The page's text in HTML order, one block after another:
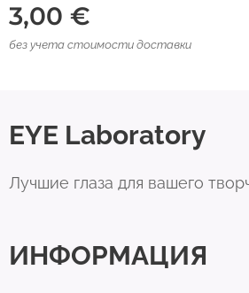
3,00 €
без учета стоимости доставки
EYE Laboratory
Лучшие глаза для вашего
ИНФОРМАЦИЯ